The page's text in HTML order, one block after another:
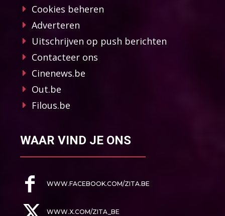
Cookies beheren
Adverteren
Uitschrijven op push berichten
Contacteer ons
Cinenews.be
Out.be
Filous.be
WAAR VIND JE ONS
WWW.FACEBOOK.COM/ZITA.BE
WWW.X.COM/ZITA_BE